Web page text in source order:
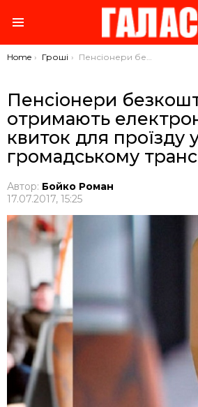
You are here:
Home Гроші Пенсіонери безкоштовно отримають електронний квиток для проїзду у громадському транспорті
Пенсіонери
отримають
квиток для проїзду
громадському
Автор: Бойко Роман
17.07.2017, 15:25